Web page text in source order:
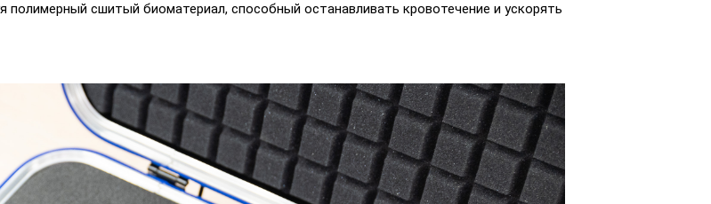
сшитый биоматериал, способный останавливать кровотечение и ускорять